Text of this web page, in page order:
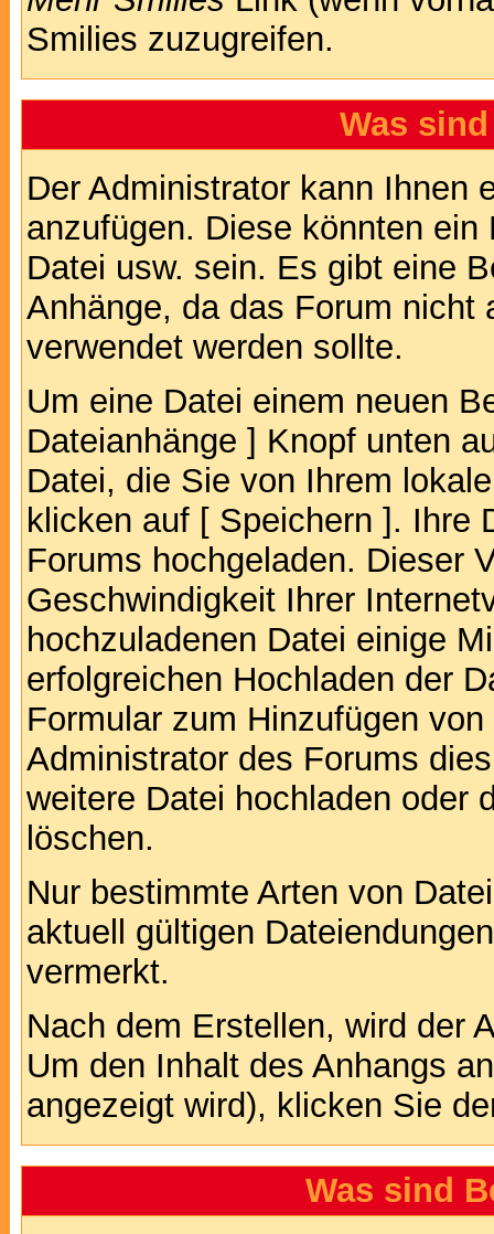
Smilies zuzugreifen.
Was
Der Administrator kann Ihnen
anzufügen. Diese könnten
Datei usw. sein. Es gibt eine
Anhänge, da das Forum nicht
verwendet werden sollte.
Um eine Datei einem neuen
Dateianhänge ] Knopf unten
Datei, die Sie von Ihrem
klicken auf [ Speichern ]. Ihre
Forums hochgeladen. Dieser
Geschwindigkeit Ihrer
hochzuladenen Datei einige
erfolgreichen Hochladen der
Formular zum Hinzufügen
Administrator des Forums
weitere Datei hochladen oder
löschen.
Nur bestimmte Arten von
aktuell gültigen
vermerkt.
Nach dem Erstellen, wird der
Um den Inhalt des Anhangs
angezeigt wird), klicken Sie
Was sind